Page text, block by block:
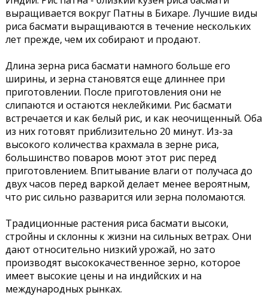
выращивается вокруг Патны в Бихаре. Лучшие виды
риса басмати выращиваются в течение нескольких
лет прежде, чем их собирают и продают.
Длина зерна риса басмати намного больше его
ширины, и зерна становятся еще длиннее при
приготовлении. После приготовления они не
слипаются и остаются неклейкими. Рис басмати
встречается и как белый рис, и как неочищенный. Оба
из них готовят приблизительно 20 минут. Из-за
высокого количества крахмала в зерне риса,
большинство поваров моют этот рис перед
приготовлением. Впитывание влаги от получаса до
двух часов перед варкой делает менее вероятным,
что рис сильно разварится или зерна поломаются.
Традиционные растения риса басмати высоки,
стройны и склонны к жизни на сильных ветрах. Они
дают относительно низкий урожай, но зато
производят высококачественное зерно, которое
имеет высокие цены и на индийских и на
международных рынках.